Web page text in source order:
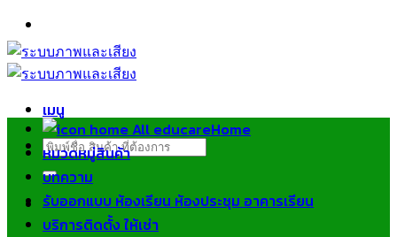
ข้าม
ไป
ยัง
เมนู
ค้นหา:
Home
หมวดหมู่สินค้า
บทความ
รับออกแบบ ห้องเรียน ห้องประชุม อาคารเรียน
บริการติดตั้ง ให้เช่า